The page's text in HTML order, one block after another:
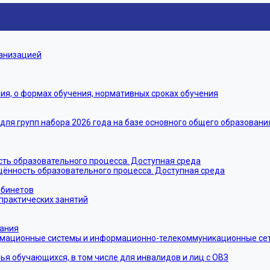
о формах обучения, нормативных сроках обучения
групп набора 2026 года на базе основного общего
образовательного процесса. Доступная среда
образовательного процесса. Доступная среда
занятий
системы и информационно-телекоммуникационные
обучающихся, в том числе для инвалидов и лиц с ОВЗ